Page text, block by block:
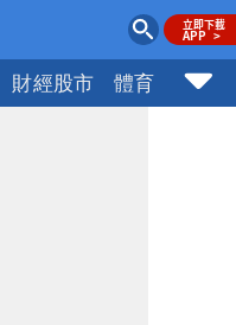
財經股市 體育 壹蘋
？ 店員揭「洗標編